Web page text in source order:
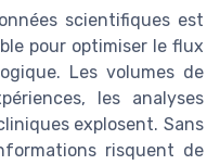
scientifiques est
pour optimiser le flux
Les volumes de
les analyses
explosent. Sans
risquent de